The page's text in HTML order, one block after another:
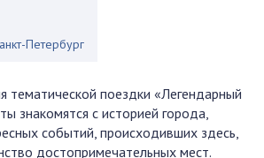
Петербург
тематической поездки «Легендарный
знакомятся с историей города,
событий, происходивших здесь,
достопримечательных мест.